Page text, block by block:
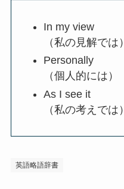
In my view
（私の見解では）
Personally
（個人的には）
As I see it
（私の考えでは）
英語略語辞書